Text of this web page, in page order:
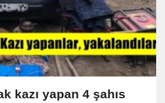
kazı yapan 4 şahıs